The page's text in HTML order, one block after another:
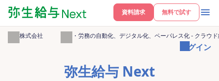
資料請求 無料で試す
弥生株式会社 給与・労務の自動化、デジタル化、ペーパレス化 - クラウ
ログイン
弥生給与 Next